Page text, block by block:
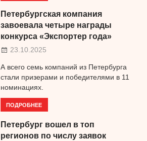
Петербургская компания
завоевала четыре награды
конкурса «Экспортер года»
23.10.2025
А всего семь компаний из Петербурга
стали призерами и победителями в 11
номинациях.
ПОДРОБНЕЕ
Петербург вошел в топ
регионов по числу заявок